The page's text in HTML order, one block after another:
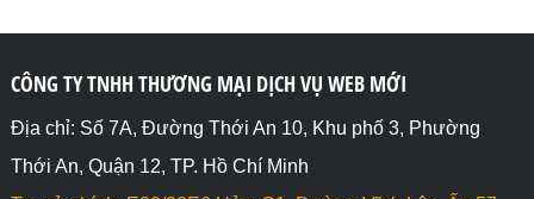
CÔNG TY TNHH THƯƠNG MẠI DỊCH VỤ WEB MỚI
Địa chỉ: Số 7A, Đường Thới An 10, Khu phố 3, Phường
Thới An, Quận 12, TP. Hồ Chí Minh